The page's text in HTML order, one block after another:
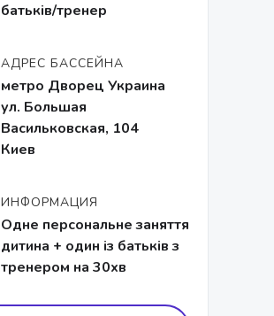
батьків/тренер
АДРЕС БАССЕЙНА
метро Дворец Украина
ул. Большая
Васильковская, 104
Киев
ИНФОРМАЦИЯ
Одне персональне заняття
дитина + один із батьків з
тренером на 30хв